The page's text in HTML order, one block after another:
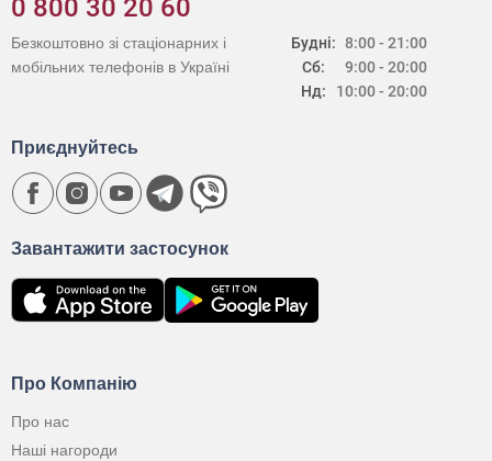
0 800 30 20 60
Будні:
Сб:
Нд:
8:00 - 21:00
9:00 - 20:00
10:00 - 20:00
Безкоштовно зі стаціонарних і
мобільних телефонів в Україні
Про Компанію
Про нас
Наші нагороди
Завантажити застосунок
Приєднуйтесь